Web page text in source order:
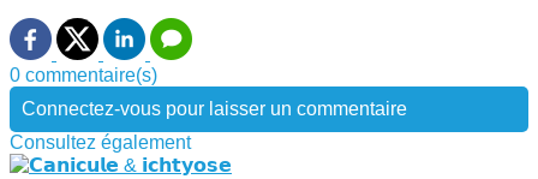
0 commentaire(s)
Connectez-vous pour laisser un commentaire
Consultez également